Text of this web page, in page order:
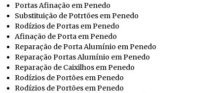
Portas Afinação em Penedo
Substituição de Potrtões em Penedo
Rodízios de Portas em Penedo
Afinação de Porta em Penedo
Reparação de Porta Alumínio em Penedo
Reparação Portas Alumínio em Penedo
Reparação de Caixilhos em Penedo
Rodízios de Portões em Penedo
Rodízios de Portões em Penedo